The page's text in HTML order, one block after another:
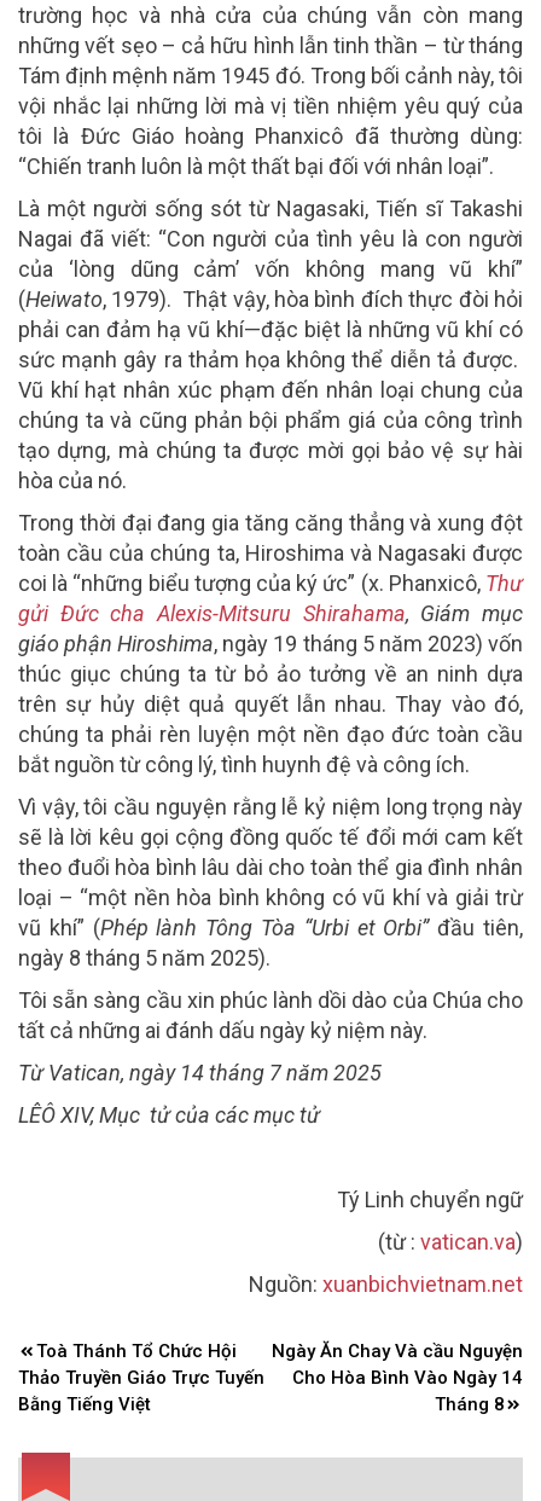
trường học và nhà cửa của chúng vẫn còn mang
những vết sẹo – cả hữu hình lẫn tinh thần – từ tháng
Tám định mệnh năm 1945 đó. Trong bối cảnh này, tôi
vội nhắc lại những lời mà vị tiền nhiệm yêu quý của
tôi là Đức Giáo hoàng Phanxicô đã thường dùng:
“Chiến tranh luôn là một thất bại đối với nhân loại”.
Là một người sống sót từ Nagasaki, Tiến sĩ Takashi
Nagai đã viết: “Con người của tình yêu là con người
của ‘lòng dũng cảm’ vốn không mang vũ khí”
(Heiwato, 1979). Thật vậy, hòa bình đích thực đòi hỏi
phải can đảm hạ vũ khí—đặc biệt là những vũ khí có
sức mạnh gây ra thảm họa không thể diễn tả được.
Vũ khí hạt nhân xúc phạm đến nhân loại chung của
chúng ta và cũng phản bội phẩm giá của công trình
tạo dựng, mà chúng ta được mời gọi bảo vệ sự hài
hòa của nó.
Trong thời đại đang gia tăng căng thẳng và xung đột
toàn cầu của chúng ta, Hiroshima và Nagasaki được
coi là “những biểu tượng của ký ức” (x. Phanxicô, Thư
gửi Đức cha Alexis-Mitsuru Shirahama, Giám mục
giáo phận Hiroshima, ngày 19 tháng 5 năm 2023) vốn
thúc giục chúng ta từ bỏ ảo tưởng về an ninh dựa
trên sự hủy diệt quả quyết lẫn nhau. Thay vào đó,
chúng ta phải rèn luyện một nền đạo đức toàn cầu
bắt nguồn từ công lý, tình huynh đệ và công ích.
Vì vậy, tôi cầu nguyện rằng lễ kỷ niệm long trọng này
sẽ là lời kêu gọi cộng đồng quốc tế đổi mới cam kết
theo đuổi hòa bình lâu dài cho toàn thể gia đình nhân
loại – “một nền hòa bình không có vũ khí và giải trừ
vũ khí” (Phép lành Tông Tòa “Urbi et Orbi”đầu tiên,
ngày 8 tháng 5 năm 2025).
Tôi sẵn sàng cầu xin phúc lành dồi dào của Chúa cho
tất cả những ai đánh dấu ngày kỷ niệm này.
Từ Vatican, ngày 14 tháng 7 năm 2025
LÊÔ XIV, Mục tử của các mục tử
Tý Linh chuyển ngữ
(từ : vatican.va)
Nguồn: xuanbichvietnam.net
Điều
hướng
bài
Toà Thánh Tổ Chức Hội
Thảo Truyền Giáo Trực Tuyến
Bằng Tiếng Việt
Ngày Ăn Chay Và cầu Nguyện
Cho Hòa Bình Vào Ngày 14
Tháng 8